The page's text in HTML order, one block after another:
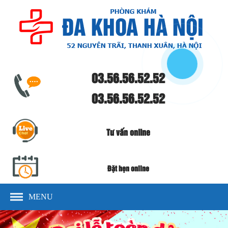
03.56.56.52.52
03.56.56.52.52
Tư vấn online
Đặt hẹn online
MENU